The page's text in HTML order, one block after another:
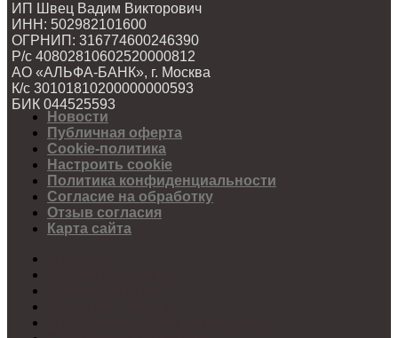
ИП Швец Вадим Викторович
ИНН: 502982101600
ОГРНИП: 316774600246390
Р/с 40802810602520000812
АО «АЛЬФА-БАНК», г. Москва
К/с 30101810200000000593
БИК 044525593
Новости
Публичная оферта
Cookie-политика
Настроить cookie
Политика конфиденциальности
Согласие на обработку
Отзыв согласия
Карта сайта